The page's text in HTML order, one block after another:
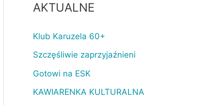
AKTUALNE
Klub Karuzela 60+
Szczęśliwie zaprzyjaźnieni
Gotowi na ESK
KAWIARENKA KULTURALNA